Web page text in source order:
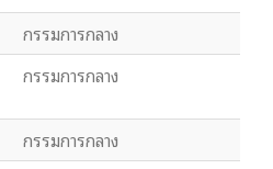
กรรมการกลาง
กรรมการกลาง
กรรมการกลาง